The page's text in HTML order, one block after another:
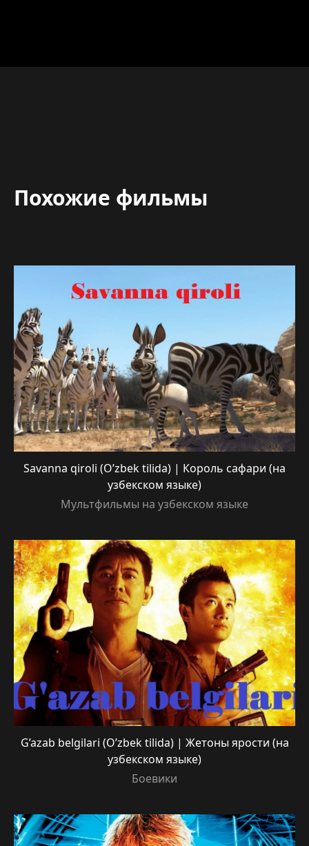
Похожие фильмы
Savanna qiroli (O’zbek tilida) | Король сафари (на
узбекском языке)
Мультфильмы на узбекском языке
G’azab belgilari (O’zbek tilida) | Жетоны ярости (на
узбекском языке)
Боевики